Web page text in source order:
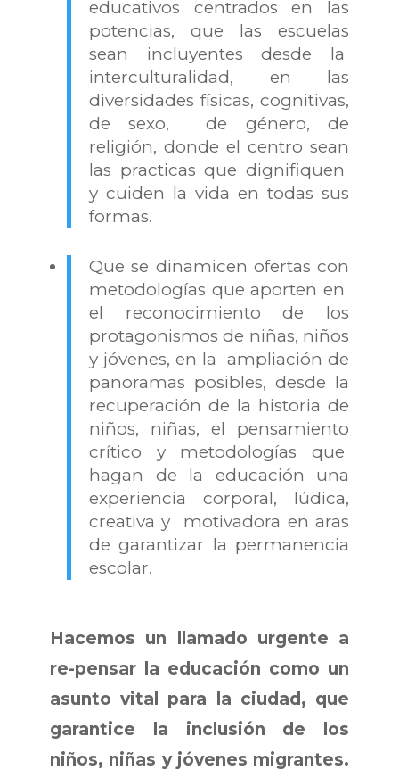
educativos centrados en las
potencias, que las escuelas
sean incluyentes desde la
interculturalidad, en las
diversidades físicas, cognitivas,
de sexo, de género, de
religión, donde el centro sean
las practicas que dignifiquen
y cuiden la vida en todas sus
formas.
Que se dinamicen ofertas con
metodologías que aporten en
el reconocimiento de los
protagonismos de niñas, niños
y jóvenes, en la ampliación de
panoramas posibles, desde la
recuperación de la historia de
niños, niñas, el pensamiento
crítico y metodologías que
hagan de la educación una
experiencia corporal, lúdica,
creativa y motivadora en aras
de garantizar la permanencia
escolar.
Hacemos un llamado urgente a
re-pensar la educación como un
asunto vital para la ciudad, que
garantice la inclusión de los
niños, niñas y jóvenes migrantes.